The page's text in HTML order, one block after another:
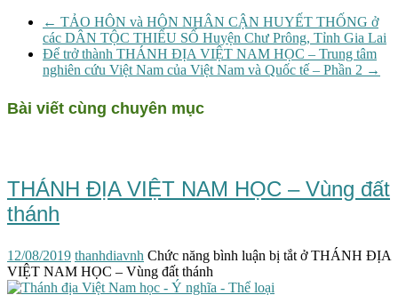
← TẢO HÔN và HÔN NHÂN CẬN HUYẾT THỐNG ở
các DÂN TỘC THIỂU SỐ Huyện Chư Prông, Tỉnh Gia Lai
Để trở thành THÁNH ĐỊA VIỆT NAM HỌC – Trung tâm
nghiên cứu Việt Nam của Việt Nam và Quốc tế – Phần 2 →
Bài viết cùng chuyên mục
THÁNH ĐỊA VIỆT NAM HỌC – Vùng đất
thánh
12/08/2019 thanhdiavnh Chức năng bình luận bị tắt ở THÁNH ĐỊA
VIỆT NAM HỌC – Vùng đất thánh